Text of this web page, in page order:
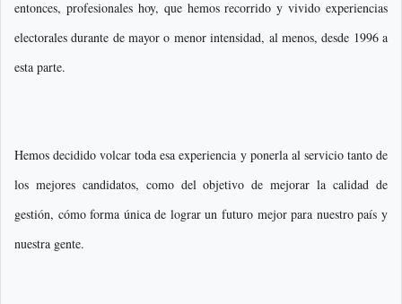
entonces, profesionales hoy, que hemos recorrido y vivido experiencias
electorales durante de mayor o menor intensidad, al menos, desde 1996 a
esta parte.
Hemos decidido volcar toda esa experiencia y ponerla al servicio tanto de
los mejores candidatos, como del objetivo de mejorar la calidad de
gestión, cómo forma única de lograr un futuro mejor para nuestro país y
nuestra gente.